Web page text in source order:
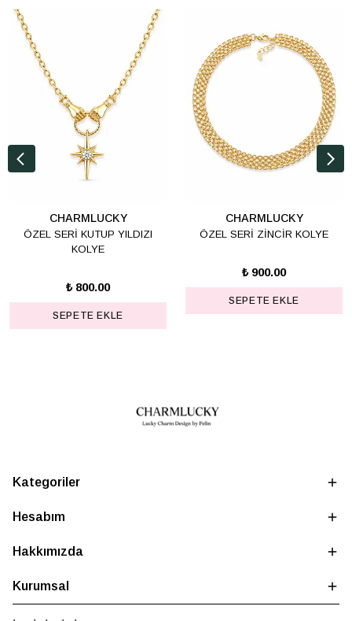
CHARMLUCKY
ÖZEL SERİ KUTUP YILDIZI
KOLYE
₺ 800.00
SEPETE EKLE
CHARMLUCKY
ÖZEL SERİ ZİNCİR KOLYE
₺ 900.00
SEPETE EKLE
Kategoriler
Hesabım
Hakkımızda
Kurumsal